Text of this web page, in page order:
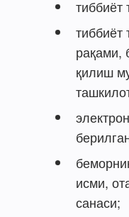
тиббиёт
тиббиёт
рақами,
қилиш
исми,
санаси;